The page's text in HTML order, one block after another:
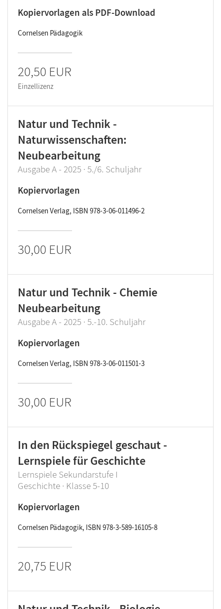
Kopiervorlagen als PDF-Download
Cornelsen Pädagogik
20,50 EUR
Einzellizenz
Natur und Technik -
Naturwissenschaften:
Neubearbeitung
Ausgabe A - 2025 · 5./6. Schuljahr
Kopiervorlagen
Cornelsen Verlag, ISBN 978-3-06-011496-2
30,00 EUR
Natur und Technik - Chemie
Neubearbeitung
Ausgabe A - 2025 · 5.-10. Schuljahr
Kopiervorlagen
Cornelsen Verlag, ISBN 978-3-06-011501-3
30,00 EUR
In den Rückspiegel geschaut -
Lernspiele für Geschichte
Lernspiele Sekundarstufe I
Geschichte · Klasse 5-10
Kopiervorlagen
Cornelsen Pädagogik, ISBN 978-3-589-16105-8
20,75 EUR